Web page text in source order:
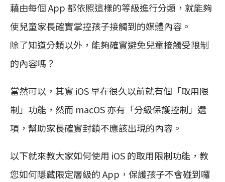
藉由每個 App 都依照這樣的等級進行分類，就能夠
使兒童家長確實掌控孩子接觸到的媒體內容。
除了知道分類以外，能夠確實避免兒童接觸受限制
的內容嗎？
當然可以，其實 iOS 早在很久以前就有個「取用限
制」功能，然而 macOS 亦有「分級保護控制」選
項，幫助家長確實封鎖不應該出現的內容。
以下就來教大家如何使用 iOS 的取用限制功能，教
您如何隱藏限定層級的 App，保護孩子不會碰到囉